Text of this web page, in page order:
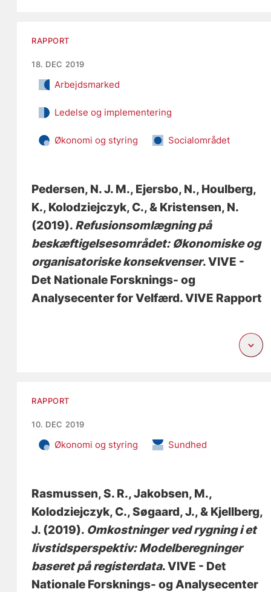
RAPPORT
18. DEC 2019
Arbejdsmarked
Ledelse og implementering
Økonomi og styring Socialområdet
Pedersen, N. J. M., Ejersbo, N., Houlberg,
K., Kolodziejczyk, C., & Kristensen, N.
(2019). Refusionsomlægning på
beskæftigelsesområdet: Økonomiske og
organisatoriske konsekvenser. VIVE -
Det Nationale Forsknings- og
Analysecenter for Velfærd. VIVE Rapport
RAPPORT
10. DEC 2019
Økonomi og styring Sundhed
Rasmussen, S. R., Jakobsen, M.,
Kolodziejczyk, C., Søgaard, J., & Kjellberg,
J. (2019). Omkostninger ved rygning i et
livstidsperspektiv: Modelberegninger
baseret på registerdata. VIVE - Det
Nationale Forsknings- og Analysecenter